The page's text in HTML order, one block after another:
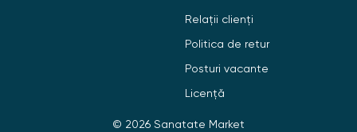
Relații clienți
Politica de retur
Posturi vacante
Licență
© 2026 Sanatate Market